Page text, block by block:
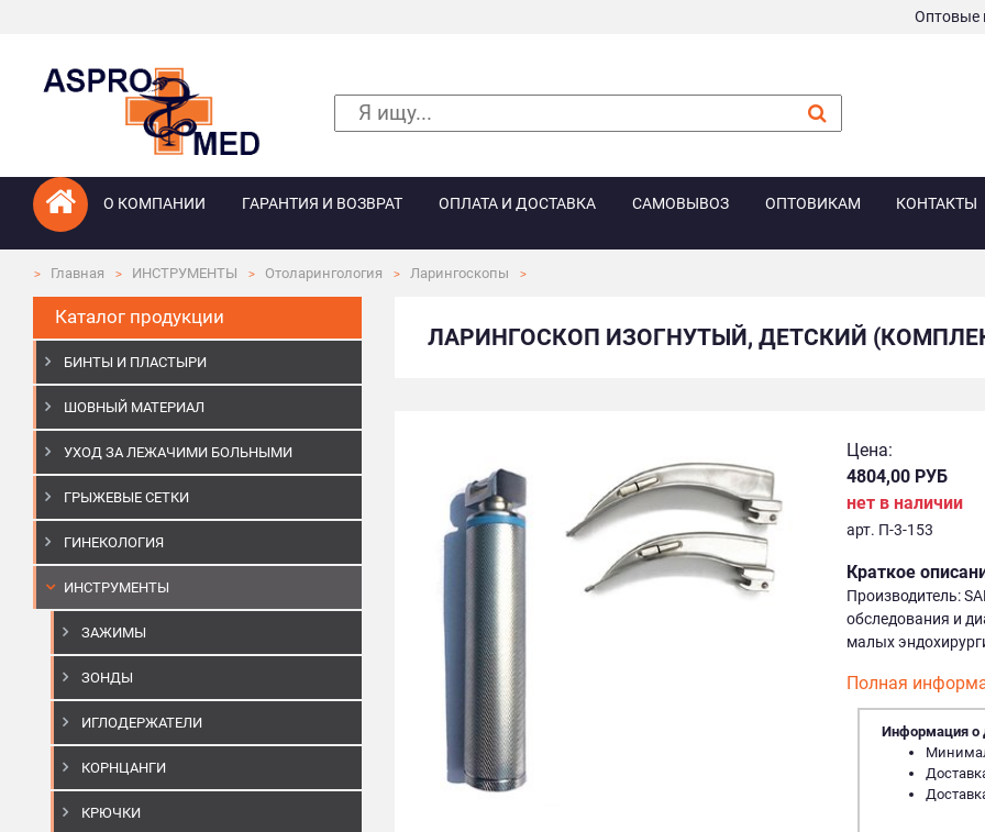
Оптовые
О КОМПАНИИ ГАРАНТИЯ И ВОЗВРАТ ОПЛАТА И ДОСТАВКА САМОВЫВОЗ ОПТОВИКАМ КОНТАКТЫ
Главная ИНСТРУМЕНТЫ Отоларингология Ларингоскопы
Каталог продукции
БИНТЫ И ПЛАСТЫРИ
ШОВНЫЙ МАТЕРИАЛ
УХОД ЗА ЛЕЖАЧИМИ БОЛЬНЫМИ
ГРЫЖЕВЫЕ СЕТКИ
ГИНЕКОЛОГИЯ
ИНСТРУМЕНТЫ
ЗАЖИМЫ
ЗОНДЫ
ИГЛОДЕРЖАТЕЛИ
КОРНЦАНГИ
КРЮЧКИ
ЛАРИНГОСКОП ИЗОГНУТЫЙ, ДЕТСКИЙ
Цена:
4804,00 РУБ
нет в наличии
арт. П-3-153
Краткое
Производитель:
обследования и
малых
Полная
Информация о